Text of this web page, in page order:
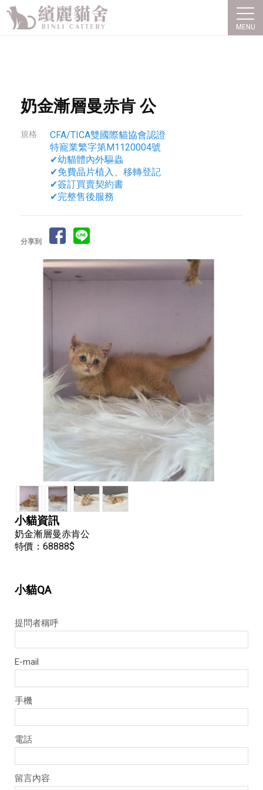
奶金漸層曼赤肯公
特價：68888$
提問者稱呼
E-mail
手機
電話
留言內容
奶金漸層曼赤肯 公
CFA/TICA雙國際貓協會認證
特寵業繁字第M1120004號
✔幼貓體內外驅蟲
✔免費晶片植入、移轉登記
✔簽訂買賣契約書
✔完整售後服務
分享到